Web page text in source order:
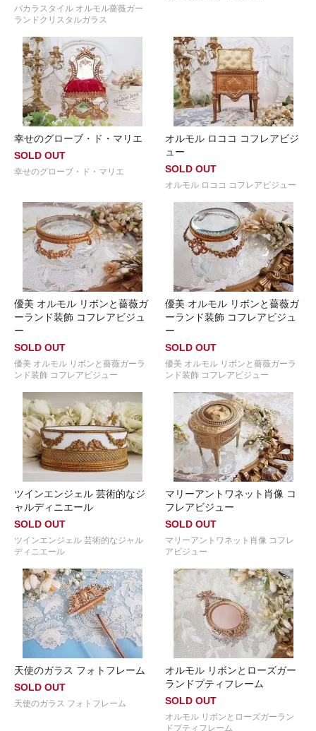
バカラスタイル オルモル薔薇ガー
ランドクリスタルガラス
幸せのグローブ・ド・マリエ
SOLD OUT
幸せのグローブ・ド・マリエ
オルモル ロココ コフレアビジ
ュー
SOLD OUT
オルモル ロココ コフレアビジュー
優美 オルモル リボンと薔薇ガ
ーランド装飾 コフレアビジュ
ー
SOLD OUT
優美 オルモル リボンと薔薇ガーラ
ンド装飾 コフレアビジュー
優美 オルモル リボンと薔薇ガ
ーランド装飾 コフレアビジュ
ー
SOLD OUT
優美 オルモル リボンと薔薇ガーラ
ンド装飾 コフレアビジュー
ツインエンジェル 芸術的なジ
ャルディニエール
SOLD OUT
ツインエンジェル 芸術的なジャル
ディニエール
マリーアントワネット肖像 コ
フレアビジュー
SOLD OUT
マリーアントワネット肖像 コフレ
アビジュー
天使のガラス フォトフレーム
SOLD OUT
天使のガラス フォトフレーム
オルモル リボンとローズガー
ランドプティフレーム
SOLD OUT
オルモル リボンとローズガーラン
ドプティフレーム